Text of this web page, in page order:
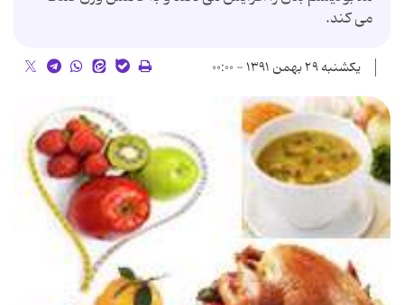
می کند.
یکشنبه ۲۹ بهمن ۱۳۹۱ - ۰۰:۰۰